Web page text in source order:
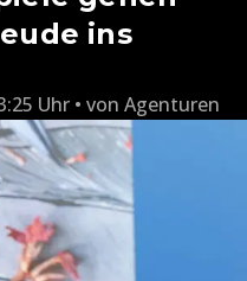
ins
Uhr von Agenturen